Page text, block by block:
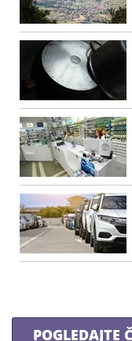
POGLEDAJTE